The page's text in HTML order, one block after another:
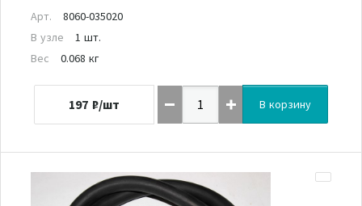
Арт.
8060-035020
В узле
1 шт.
Вес
0.068 кг
197 ₽/шт В корзину